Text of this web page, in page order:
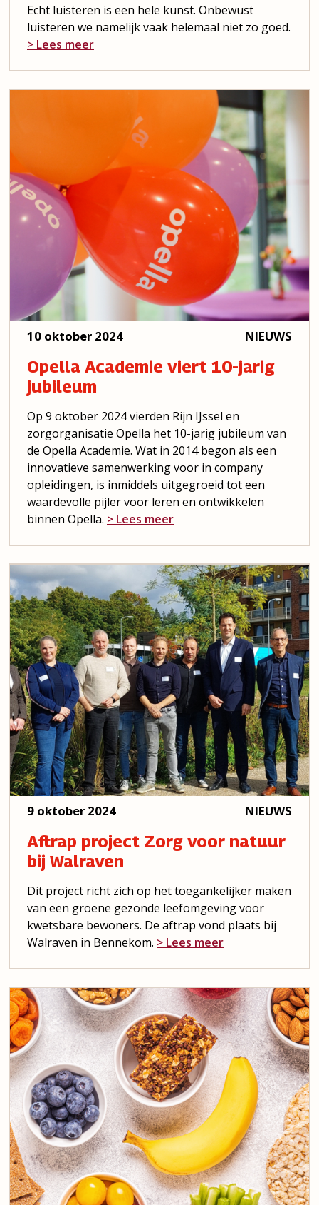
Echt luisteren is een hele kunst. Onbewust
luisteren we namelijk vaak helemaal niet zo goed.
> Lees meer
10 oktober 2024 NIEUWS
Opella Academie viert 10-jarig
jubileum
Op 9 oktober 2024 vierden Rijn IJssel en
zorgorganisatie Opella het 10-jarig jubileum van
de Opella Academie. Wat in 2014 begon als een
innovatieve samenwerking voor in company
opleidingen, is inmiddels uitgegroeid tot een
waardevolle pijler voor leren en ontwikkelen
binnen Opella. > Lees meer
9 oktober 2024 NIEUWS
Aftrap project Zorg voor natuur
bij Walraven
Dit project richt zich op het toegankelijker maken
van een groene gezonde leefomgeving voor
kwetsbare bewoners. De aftrap vond plaats bij
Walraven in Bennekom. > Lees meer